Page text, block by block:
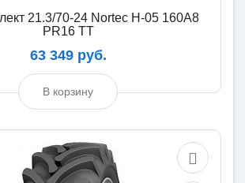
21.3/70-24 Nortec H-05 160A8
PR16 TT
63 349 руб.
В корзину